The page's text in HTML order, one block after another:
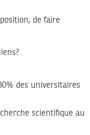
de faire
des universitaires
scientifique au